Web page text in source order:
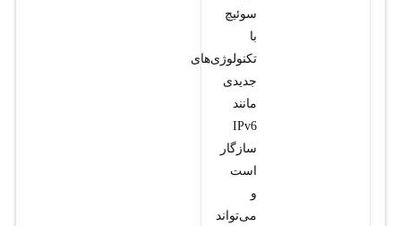
سوئیچ
با
تکنولوژی‌های
جدیدی
مانند
IPv6
سازگار
است
و
می‌تواند